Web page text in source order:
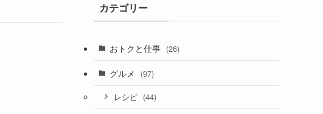
カテゴリー
おトクと仕事 (26)
グルメ (97)
レシピ (44)